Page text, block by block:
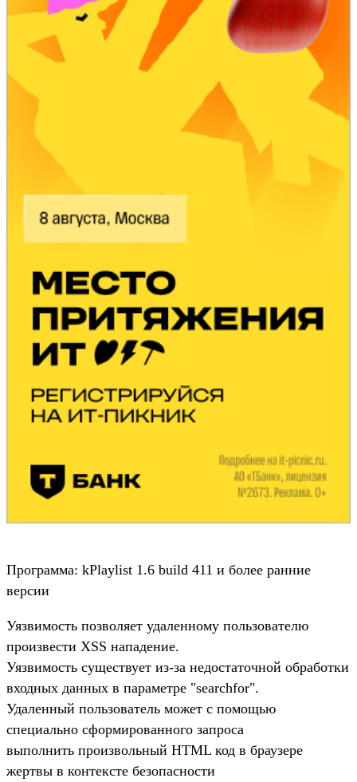
Программа: kPlaylist 1.6 build 411 и более ранние
версии
Уязвимость позволяет удаленному пользователю
произвести XSS нападение.
Уязвимость существует из-за недостаточной обработки
входных данных в параметре "searchfor".
Удаленный пользователь может с помощью
специально сформированного запроса
выполнить произвольный HTML код в браузере
жертвы в контексте безопасности